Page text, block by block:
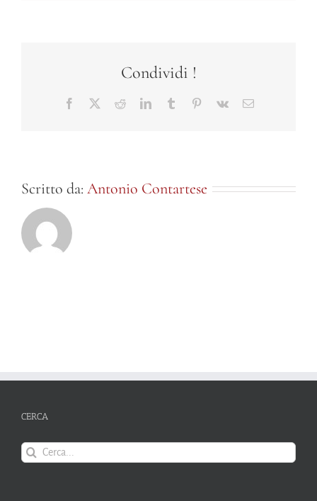
Condividi !
Facebook RedditLinkedInTumblr Pinterest
Vk Email
Scritto da: Antonio Contartese
CERCA
Cerca
per: